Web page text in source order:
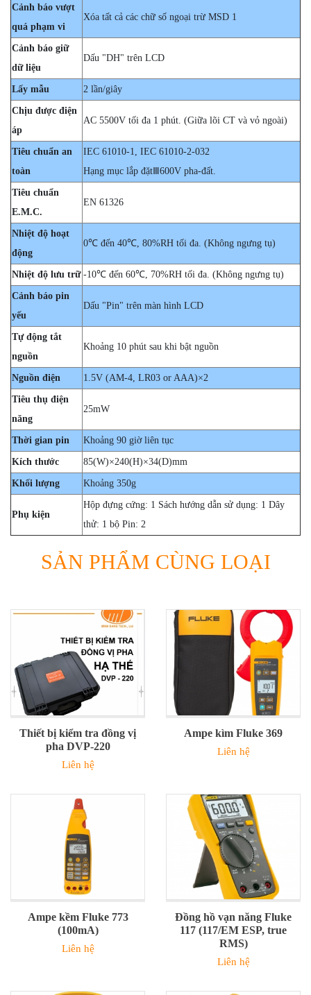
Cảnh báo vượt
quá phạm vi
Xóa tất cả các chữ số ngoại trừ MSD 1
Cảnh báo giữ
dữ liệu
Dấu "DH" trên LCD
Lấy mẫu 2 lần/giây
Chịu được điện
áp
AC 5500V tối đa 1 phút. (Giữa lõi CT và vỏ ngoài)
Tiêu chuẩn an
toàn
IEC 61010-1, IEC 61010-2-032
Hạng mục lắp đặtⅢ600V pha-đất.
Tiêu chuẩn
E.M.C.
EN 61326
Nhiệt độ hoạt
động
0℃ đến 40℃, 80%RH tối đa. (Không ngưng tụ)
Nhiệt độ lưu trữ -10℃ đến 60℃, 70%RH tối đa. (Không ngưng tụ)
Cảnh báo pin
yếu
Dấu "Pin" trên màn hình LCD
Tự động tắt
nguồn
Khoảng 10 phút sau khi bật nguồn
Nguồn điện 1.5V (AM-4, LR03 or AAA)×2
Tiêu thụ điện
năng
25mW
Thời gian pin Khoảng 90 giờ liên tục
Kích thước 85(W)×240(H)×34(D)mm
Khối lượng Khoảng 350g
Phụ kiện
Hộp đựng cứng: 1 Sách hướng dẫn sử dụng: 1 Dây
thử: 1 bộ Pin: 2
SẢN PHẨM CÙNG LOẠI
Thiết bị kiểm tra đồng vị
pha DVP-220
Liên hệ
Ampe kìm Fluke 369
Liên hệ
Ampe kềm Fluke 773
(100mA)
Liên hệ
Đồng hồ vạn năng Fluke
117 (117/EM ESP, true
RMS)
Liên hệ